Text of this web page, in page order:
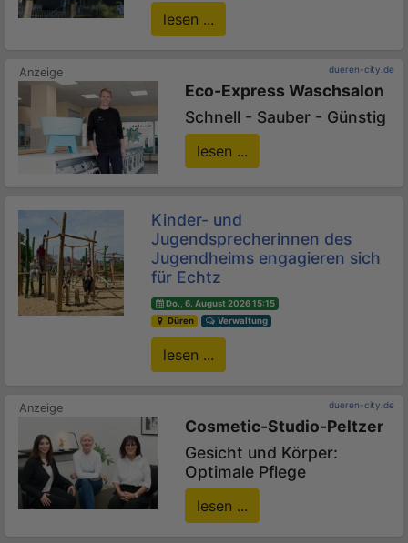
lesen ...
dueren-city.de
Eco-Express Waschsalon
Schnell - Sauber - Günstig
lesen ...
Kinder- und
Jugendsprecherinnen des
Jugendheims engagieren sich
für Echtz
Do., 6. August 2026 15:15
Düren
Verwaltung
lesen ...
dueren-city.de
Cosmetic-Studio-Peltzer
Gesicht und Körper:
Optimale Pflege
lesen ...